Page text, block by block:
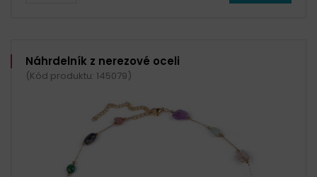
Náhrdelník z nerezové oceli
(Kód produktu: 145079)